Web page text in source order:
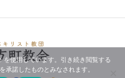
使用しています。引き続き閲覧する
承諾したものとみなされます。